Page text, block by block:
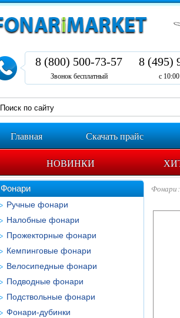
8 (800) 500-73-57
Звонок бесплатный
8 (495)
с
Главная Скачать прайс
НОВИНКИ
Фонари
Ручные фонари
Налобные фонари
Прожекторные фонари
Кемпинговые фонари
Велосипедные фонари
Подводные фонари
Подствольные фонари
Фонари-дубинки
Фонари